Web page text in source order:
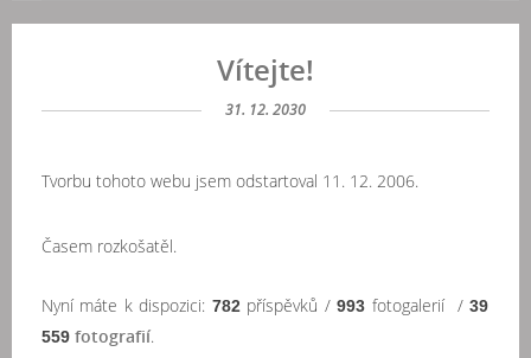
Vítejte!
31. 12. 2030
Tvorbu tohoto webu jsem odstartoval 11. 12. 2006.
Časem rozkošatěl.
Nyní máte k dispozici: 782 příspěvků / 993 fotogalerií / 39
559 fotografií.